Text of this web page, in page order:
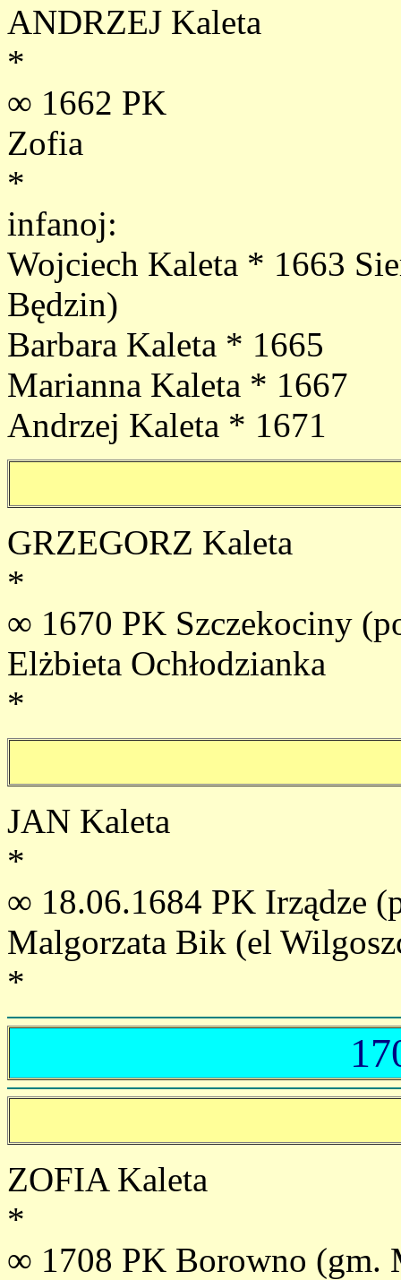
ANDRZEJ Kaleta
*
∞ 1662 PK
Zofia
*
infanoj:
Wojciech Kaleta * 1663
Będzin)
Barbara Kaleta * 1665
Marianna Kaleta * 1667
Andrzej Kaleta * 1671
GRZEGORZ Kaleta
*
∞ 1670 PK Szczekociny
Elżbieta Ochłodzianka
*
JAN Kaleta
*
∞ 18.06.1684 PK Irządze
Malgorzata Bik (el
*
ZOFIA Kaleta
*
∞ 1708 PK Borowno (gm.